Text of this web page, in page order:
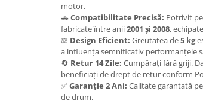
Carlige Lexus
Carlige Mazda
Carlige Mercedes
motor.
🚗Compatibilitate Precisă: Potrivit
fabricate între anii2001 și 2008,
⚖️ Design Eficient: Greutatea de5 kg
a influența semnificativ performanțele
🔄 Retur 14 Zile: Cumpărați fără griji.
beneficiați de drept de retur conform
✅Garanție 2 Ani: Calitate garantată
de drum.